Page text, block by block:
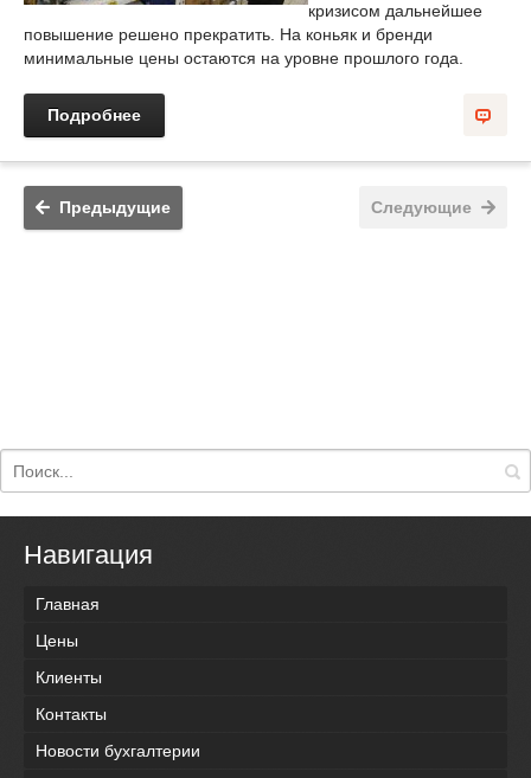
кризисом дальнейшее
повышение решено прекратить. На коньяк и бренди
минимальные цены остаются на уровне прошлого года.
Подробнее
Предыдущие Следующие
Навигация
Главная
Цены
Клиенты
Контакты
Новости бухгалтерии